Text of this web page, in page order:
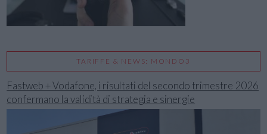
TARIFFE & NEWS: MONDO3
Fastweb + Vodafone, i risultati del secondo trimestre 2026
confermano la validità di strategia e sinergie